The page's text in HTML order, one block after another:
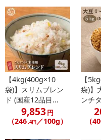
【4kg(400g×10
袋)】スリムブレン
ド (国産12品目...
9,853円
（246.4円 ／100g）
【
袋)】
ンチ
（